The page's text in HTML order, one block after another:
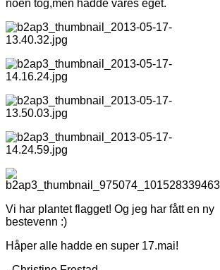
noen tog,men hadde våres eget.
Vi har plantet flagget! Og jeg har fått en ny
bestevenn :)
Håper alle hadde en super 17.mai!